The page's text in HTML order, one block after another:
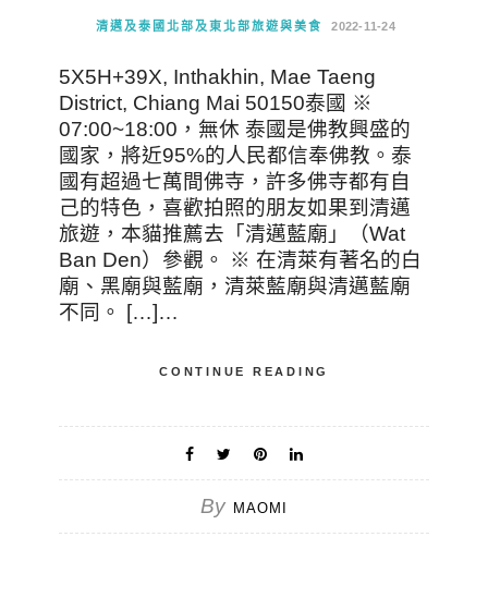
清邁及泰國北部及東北部旅遊與美食 2022-11-24
5X5H+39X, Inthakhin, Mae Taeng
District, Chiang Mai 50150泰國 ※
07:00~18:00，無休 泰國是佛教興盛的
國家，將近95%的人民都信奉佛教。泰
國有超過七萬間佛寺，許多佛寺都有自
己的特色，喜歡拍照的朋友如果到清邁
旅遊，本貓推薦去「清邁藍廟」（Wat
Ban Den）參觀。 ※ 在清萊有著名的白
廟、黑廟與藍廟，清萊藍廟與清邁藍廟
不同。 […]…
CONTINUE READING
By MAOMI